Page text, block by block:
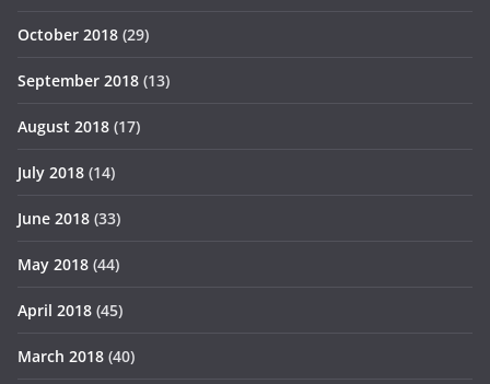
October 2018 (29)
September 2018 (13)
August 2018 (17)
July 2018 (14)
June 2018 (33)
May 2018 (44)
April 2018 (45)
March 2018 (40)